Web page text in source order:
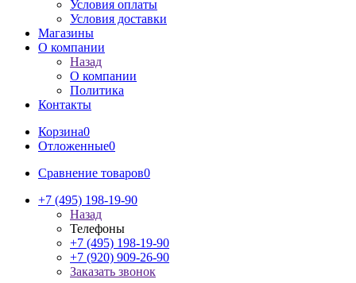
Условия оплаты
Условия доставки
Магазины
О компании
Назад
О компании
Политика
Контакты
Корзина0
Отложенные0
Сравнение товаров0
+7 (495) 198-19-90
Назад
Телефоны
+7 (495) 198-19-90
+7 (920) 909-26-90
Заказать звонок